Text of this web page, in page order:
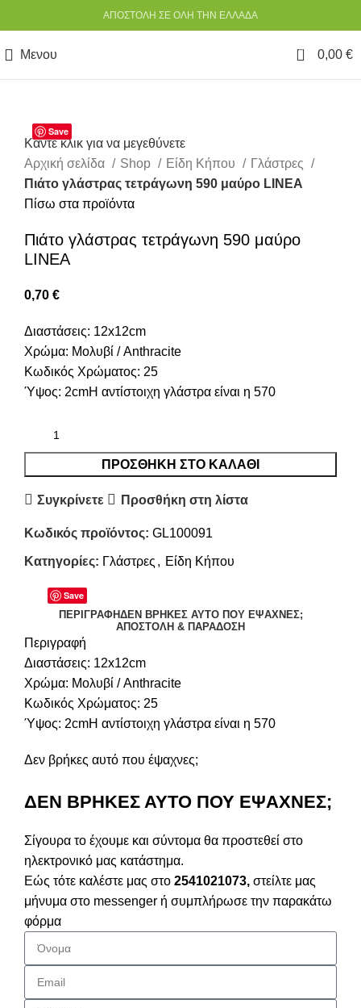
ΑΠΟΣΤΟΛΗ ΣΕ ΟΛΗ ΤΗΝ ΕΛΛΑΔΑ
Μενου 0 0,00 €
Save
Κάντε κλικ για να μεγεθύνετε
Αρχική σελίδα
Shop Είδη Κήπου
Γλάστρες
Πιάτο γλάστρας τετράγωνη 590 μαύρο LINEA
Πίσω στα προϊόντα
Πιάτο γλάστρας τετράγωνη 590 μαύρο
LINEA
0,70 €
Διαστάσεις: 12x12cm
Χρώμα: Μολυβί / Anthracite
Κωδικός Χρώματος: 25
Ύψος: 2cmΗ αντίστοιχη γλάστρα είναι η 570
ΠΡΟΣΘΉΚΗ ΣΤΟ ΚΑΛΆΘΙ
Συγκρίνετε Προσθήκη στη λίστα
Κωδικός προϊόντος: GL100091
Κατηγορίες: Γλάστρες , Είδη Κήπου
Save
ΠΕΡΙΓΡΑΦΉΔΕΝ ΒΡΉΚΕΣ ΑΥΤΌ ΠΟΥ ΈΨΑΧΝΕΣ;
ΑΠΟΣΤΟΛΉ & ΠΑΡΆΔΟΣΗ
Περιγραφή
Διαστάσεις: 12x12cm
Χρώμα: Μολυβί / Anthracite
Κωδικός Χρώματος: 25
Ύψος: 2cmΗ αντίστοιχη γλάστρα είναι η 570
Δεν βρήκες αυτό που έψαχνες;
ΔΕΝ ΒΡΗΚΕΣ ΑΥΤΟ ΠΟΥ ΕΨΑΧΝΕΣ;
Σίγουρα το έχουμε και σύντομα θα προστεθεί στο
ηλεκτρονικό μας κατάστημα.
Εώς τότε καλέστε μας στο 2541021073, στείλτε μας
μήνυμα στο messenger ή συμπλήρωσε την παρακάτω
φόρμα